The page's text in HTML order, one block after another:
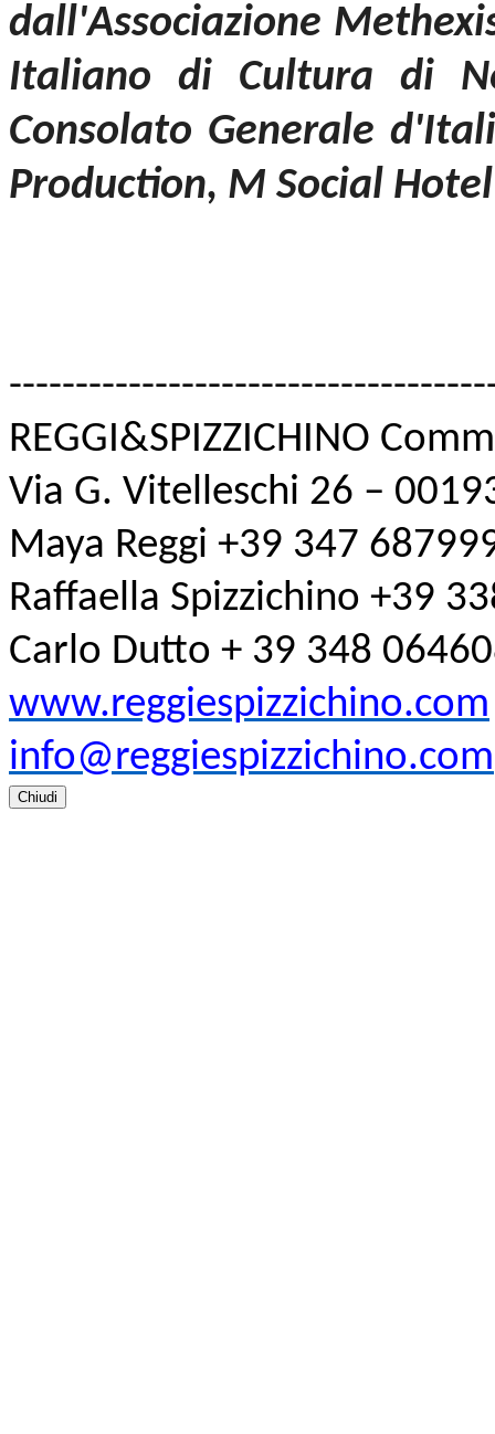
dall'Associazione
Italiano di Cultura di
Consolato Generale
Production, M Social
------------------------------
REGGI&SPIZZICHINO
Via G. Vitelleschi 26 –
Maya Reggi +39 347
Raffaella Spizzichino +39
Carlo Dutto + 39 348
www.reggiespizzichino.com
info@reggiespizzichino.com
Chiudi